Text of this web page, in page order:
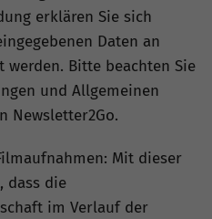
erklären Sie sich
Daten an
Bitte beachten Sie
und Allgemeinen
Newsletter2Go.
Mit dieser
dass die
im Verlauf der